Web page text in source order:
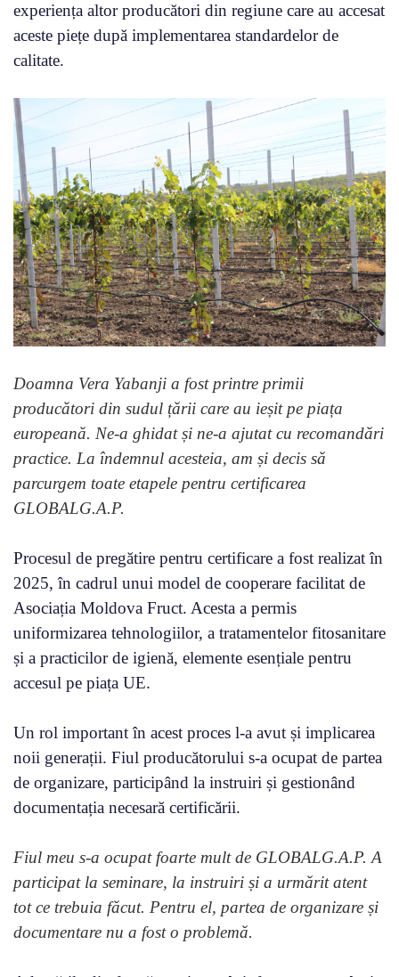
experiența altor producători din regiune care au accesat
aceste piețe după implementarea standardelor de
calitate.
Doamna Vera Yabanji a fost printre primii
producători din sudul țării care au ieșit pe piața
europeană. Ne-a ghidat și ne-a ajutat cu recomandări
practice. La îndemnul acesteia, am și decis să
parcurgem toate etapele pentru certificarea
GLOBALG.A.P.
Procesul de pregătire pentru certificare a fost realizat în
2025, în cadrul unui model de cooperare facilitat de
Asociația Moldova Fruct. Acesta a permis
uniformizarea tehnologiilor, a tratamentelor fitosanitare
și a practicilor de igienă, elemente esențiale pentru
accesul pe piața UE.
Un rol important în acest proces l-a avut și implicarea
noii generații. Fiul producătorului s-a ocupat de partea
de organizare, participând la instruiri și gestionând
documentația necesară certificării.
Fiul meu s-a ocupat foarte mult de GLOBALG.A.P. A
participat la seminare, la instruiri și a urmărit atent
tot ce trebuia făcut. Pentru el, partea de organizare și
documentare nu a fost o problemă.